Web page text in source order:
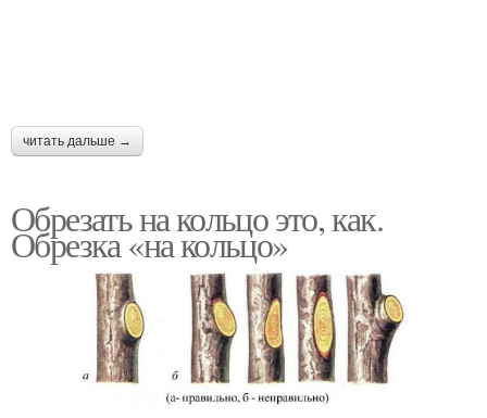
читать дальше →
Обрезать на кольцо это, как.
Обрезка «на кольцо»